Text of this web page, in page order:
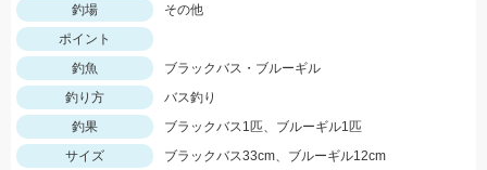
釣場
その他
ポイント
釣魚
ブラックバス・ブルーギル
釣り方
バス釣り
釣果
ブラックバス1匹、ブルーギル1匹
サイズ
ブラックバス33cm、ブルーギル12cm